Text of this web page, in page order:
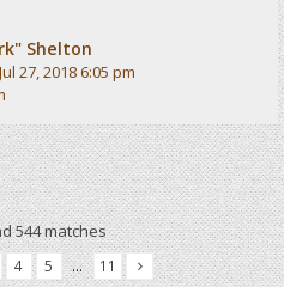
Shelton
27, 2018 6:05 pm
544 matches
4 5 … 11